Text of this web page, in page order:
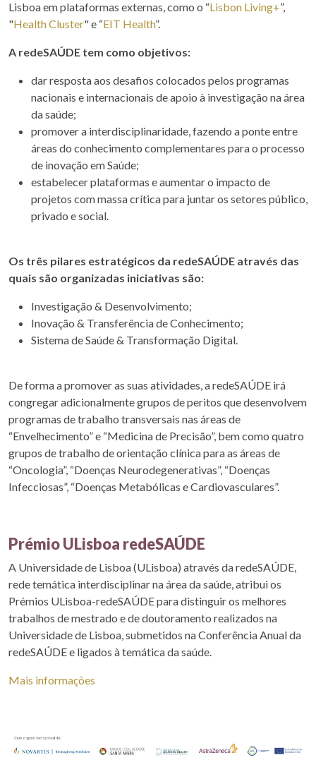
Lisboa em plataformas externas, como o “Lisbon Living+”,
"Health Cluster" e “EIT Health”.
A redeSAÚDE tem como objetivos:
dar resposta aos desafios colocados pelos programas
nacionais e internacionais de apoio à investigação na área
da saúde;
promover a interdisciplinaridade, fazendo a ponte entre
áreas do conhecimento complementares para o processo
de inovação em Saúde;
estabelecer plataformas e aumentar o impacto de
projetos com massa crítica para juntar os setores público,
privado e social.
Os três pilares estratégicos da redeSAÚDE através das
quais são organizadas iniciativas são:
Investigação & Desenvolvimento;
Inovação & Transferência de Conhecimento;
Sistema de Saúde & Transformação Digital.
De forma a promover as suas atividades, a redeSAÚDE irá
congregar adicionalmente grupos de peritos que desenvolvem
programas de trabalho transversais nas áreas de
“Envelhecimento” e “Medicina de Precisão”, bem como quatro
grupos de trabalho de orientação clínica para as áreas de
“Oncologia”, “Doenças Neurodegenerativas”, “Doenças
Infecciosas”, “Doenças Metabólicas e Cardiovasculares”.
Prémio ULisboa redeSAÚDE
A Universidade de Lisboa (ULisboa) através da redeSAÚDE,
rede temática interdisciplinar na área da saúde, atribui os
Prémios ULisboa-redeSAÚDE para distinguir os melhores
trabalhos de mestrado e de doutoramento realizados na
Universidade de Lisboa, submetidos na Conferência Anual da
redeSAÚDE e ligados à temática da saúde.
Mais informações